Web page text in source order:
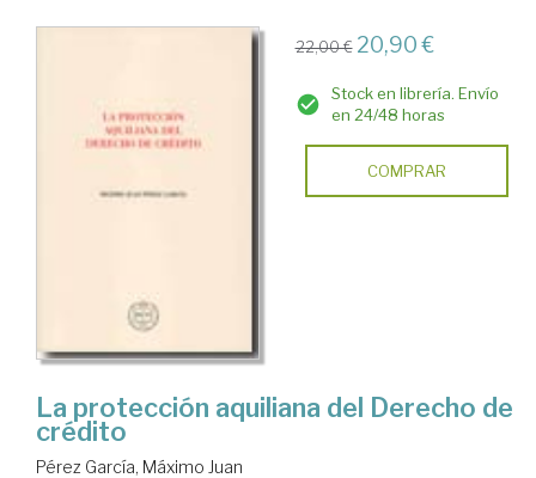
22,00 € 20,90 €
Stock en librería. Envío
en 24/48 horas
COMPRAR
La protección aquiliana del Derecho de
crédito
Pérez García, Máximo Juan